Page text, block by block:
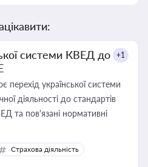
системи КВЕД до
+1
перехід української системи
діяльності до стандартів
та пов'язані нормативні
Страхова діяльність